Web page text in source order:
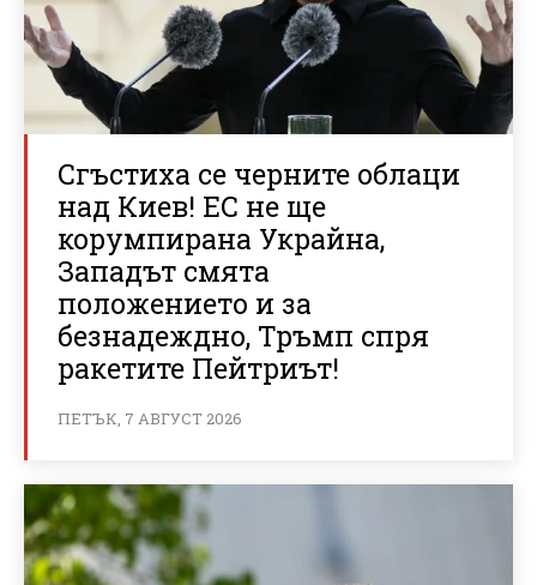
Сгъстиха се черните облаци
над Киев! ЕС не ще
корумпирана Украйна,
Западът смята
положението и за
безнадеждно, Тръмп спря
ракетите Пейтриът!
ПЕТЪК, 7 АВГУСТ 2026